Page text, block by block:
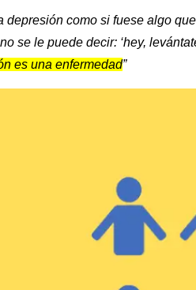
depresión como si fuese algo
se le puede decir: ‘hey,
es una enfermedad”